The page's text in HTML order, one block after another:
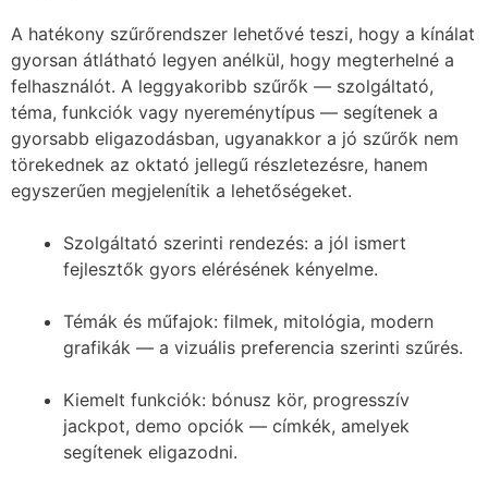
A hatékony szűrőrendszer lehetővé teszi, hogy a kínálat
gyorsan átlátható legyen anélkül, hogy megterhelné a
felhasználót. A leggyakoribb szűrők — szolgáltató,
téma, funkciók vagy nyereménytípus — segítenek a
gyorsabb eligazodásban, ugyanakkor a jó szűrők nem
törekednek az oktató jellegű részletezésre, hanem
egyszerűen megjelenítik a lehetőségeket.
Szolgáltató szerinti rendezés: a jól ismert
fejlesztők gyors elérésének kényelme.
Témák és műfajok: filmek, mitológia, modern
grafikák — a vizuális preferencia szerinti szűrés.
Kiemelt funkciók: bónusz kör, progresszív
jackpot, demo opciók — címkék, amelyek
segítenek eligazodni.